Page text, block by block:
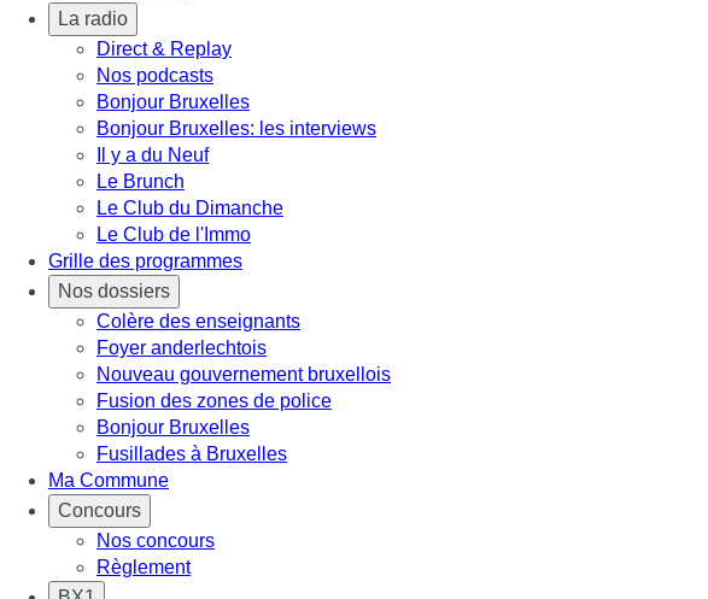
La radio
Direct & Replay
Nos podcasts
Bonjour Bruxelles
Bonjour Bruxelles: les interviews
Il y a du Neuf
Le Brunch
Le Club du Dimanche
Le Club de l'Immo
Grille des programmes
Nos dossiers
Colère des enseignants
Foyer anderlechtois
Nouveau gouvernement bruxellois
Fusion des zones de police
Bonjour Bruxelles
Fusillades à Bruxelles
Ma Commune
Concours
Nos concours
Règlement